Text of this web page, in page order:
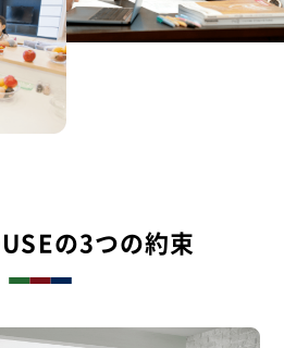
の3つの約束